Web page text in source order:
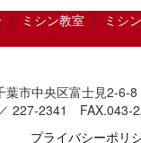
｜ ミシン教室 ｜ ミシ
葉市中央区富士見2-6-8
227-2341 FAX.043-
プライバシーポリ